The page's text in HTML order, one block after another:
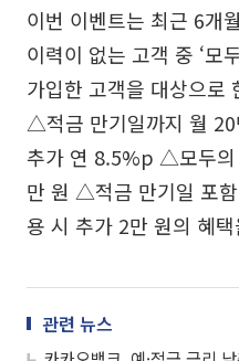
이번 이벤트는 최근 6개
이력이 없는 고객 중 ‘모
가입한 고객을 대상으로
△적금 만기일까지 월
추가 연 8.5%p △모두의
만 원 △적금 만기일 포
용 시 추가 2만 원의 혜
관련 뉴스